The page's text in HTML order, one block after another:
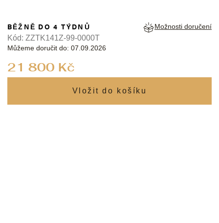
21 800 Kč
BĚŽNĚ DO 4 TÝDNŮ
Můžeme doručit do: 07.09.2026
Možnosti doručení
Kód: ZZTK141Z-99-0000T